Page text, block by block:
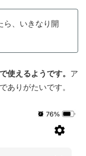
ら、いきなり開
使えるようです。 ア
ありがたいです。